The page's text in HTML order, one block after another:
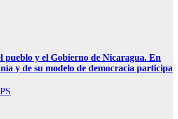
pueblo y el Gobierno de Nicaragua. En
y de su modelo de democracia participa